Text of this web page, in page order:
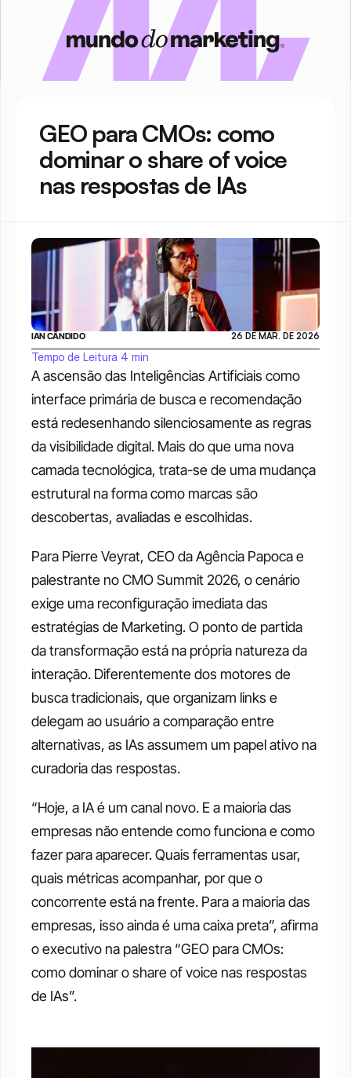
GEO para CMOs: como
dominar o share of voice
nas respostas de IAs
A ascensão das Inteligências Artificiais como
interface primária de busca e recomendação
está redesenhando silenciosamente as regras
da visibilidade digital. Mais do que uma nova
camada tecnológica, trata-se de uma mudança
estrutural na forma como marcas são
descobertas, avaliadas e escolhidas.
Para Pierre Veyrat, CEO da Agência Papoca e
palestrante no CMO Summit 2026, o cenário
exige uma reconfiguração imediata das
estratégias de Marketing. O ponto de partida
da transformação está na própria natureza da
interação. Diferentemente dos motores de
busca tradicionais, que organizam links e
delegam ao usuário a comparação entre
alternativas, as IAs assumem um papel ativo na
curadoria das respostas.
“Hoje, a IA é um canal novo. E a maioria das
empresas não entende como funciona e como
fazer para aparecer. Quais ferramentas usar,
quais métricas acompanhar, por que o
concorrente está na frente. Para a maioria das
empresas, isso ainda é uma caixa preta”, afirma
o executivo na palestra “GEO para CMOs:
como dominar o share of voice nas respostas
de IAs”.
IAN CÂNDIDO 26 DE MAR. DE 2026
Tempo de Leitura 4 min